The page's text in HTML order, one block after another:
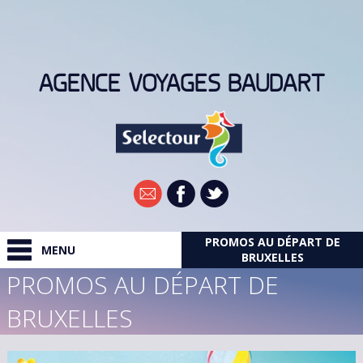
AGENCE VOYAGES BAUDART
Newsletter
MENU
PROMOS AU DÉPART DE
BRUXELLES
RECHERCHER
PROMOS AU DÉPART DE
BRUXELLES